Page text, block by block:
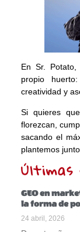
En Sr.
propio
creatividad y
Si quieres
florezcan,
sacando el
plantemos
GEO en
la forma de
24 abril, 2026